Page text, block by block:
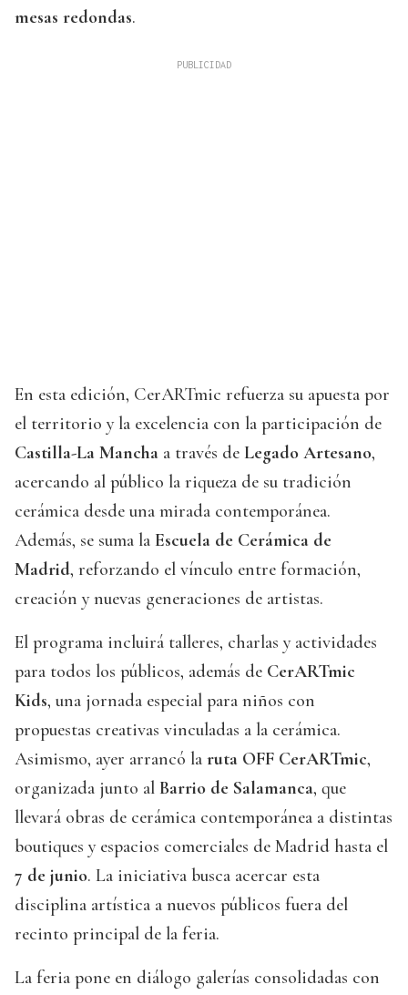
mesas redondas.
En esta edición, CerARTmic refuerza su apuesta por
el territorio y la excelencia con la participación de
Castilla-La Mancha a través de Legado Artesano,
acercando al público la riqueza de su tradición
cerámica desde una mirada contemporánea.
Además, se suma la Escuela de Cerámica de
Madrid, reforzando el vínculo entre formación,
creación y nuevas generaciones de artistas.
El programa incluirá talleres, charlas y actividades
para todos los públicos, además de CerARTmic
Kids, una jornada especial para niños con
propuestas creativas vinculadas a la cerámica.
Asimismo, ayer arrancó la ruta OFF CerARTmic,
organizada junto al Barrio de Salamanca, que
llevará obras de cerámica contemporánea a distintas
boutiques y espacios comerciales de Madrid hasta el
7 de junio. La iniciativa busca acercar esta
disciplina artística a nuevos públicos fuera del
recinto principal de la feria.
La feria pone en diálogo galerías consolidadas con